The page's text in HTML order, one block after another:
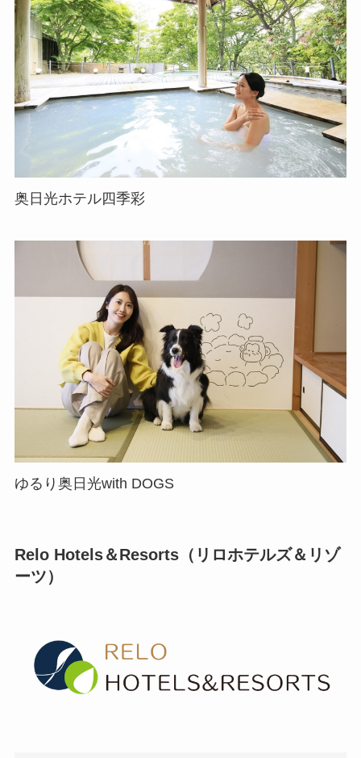
奥日光ホテル四季彩
ゆるり奥日光with DOGS
Relo Hotels＆Resorts（リロホテルズ＆リゾ
ーツ）